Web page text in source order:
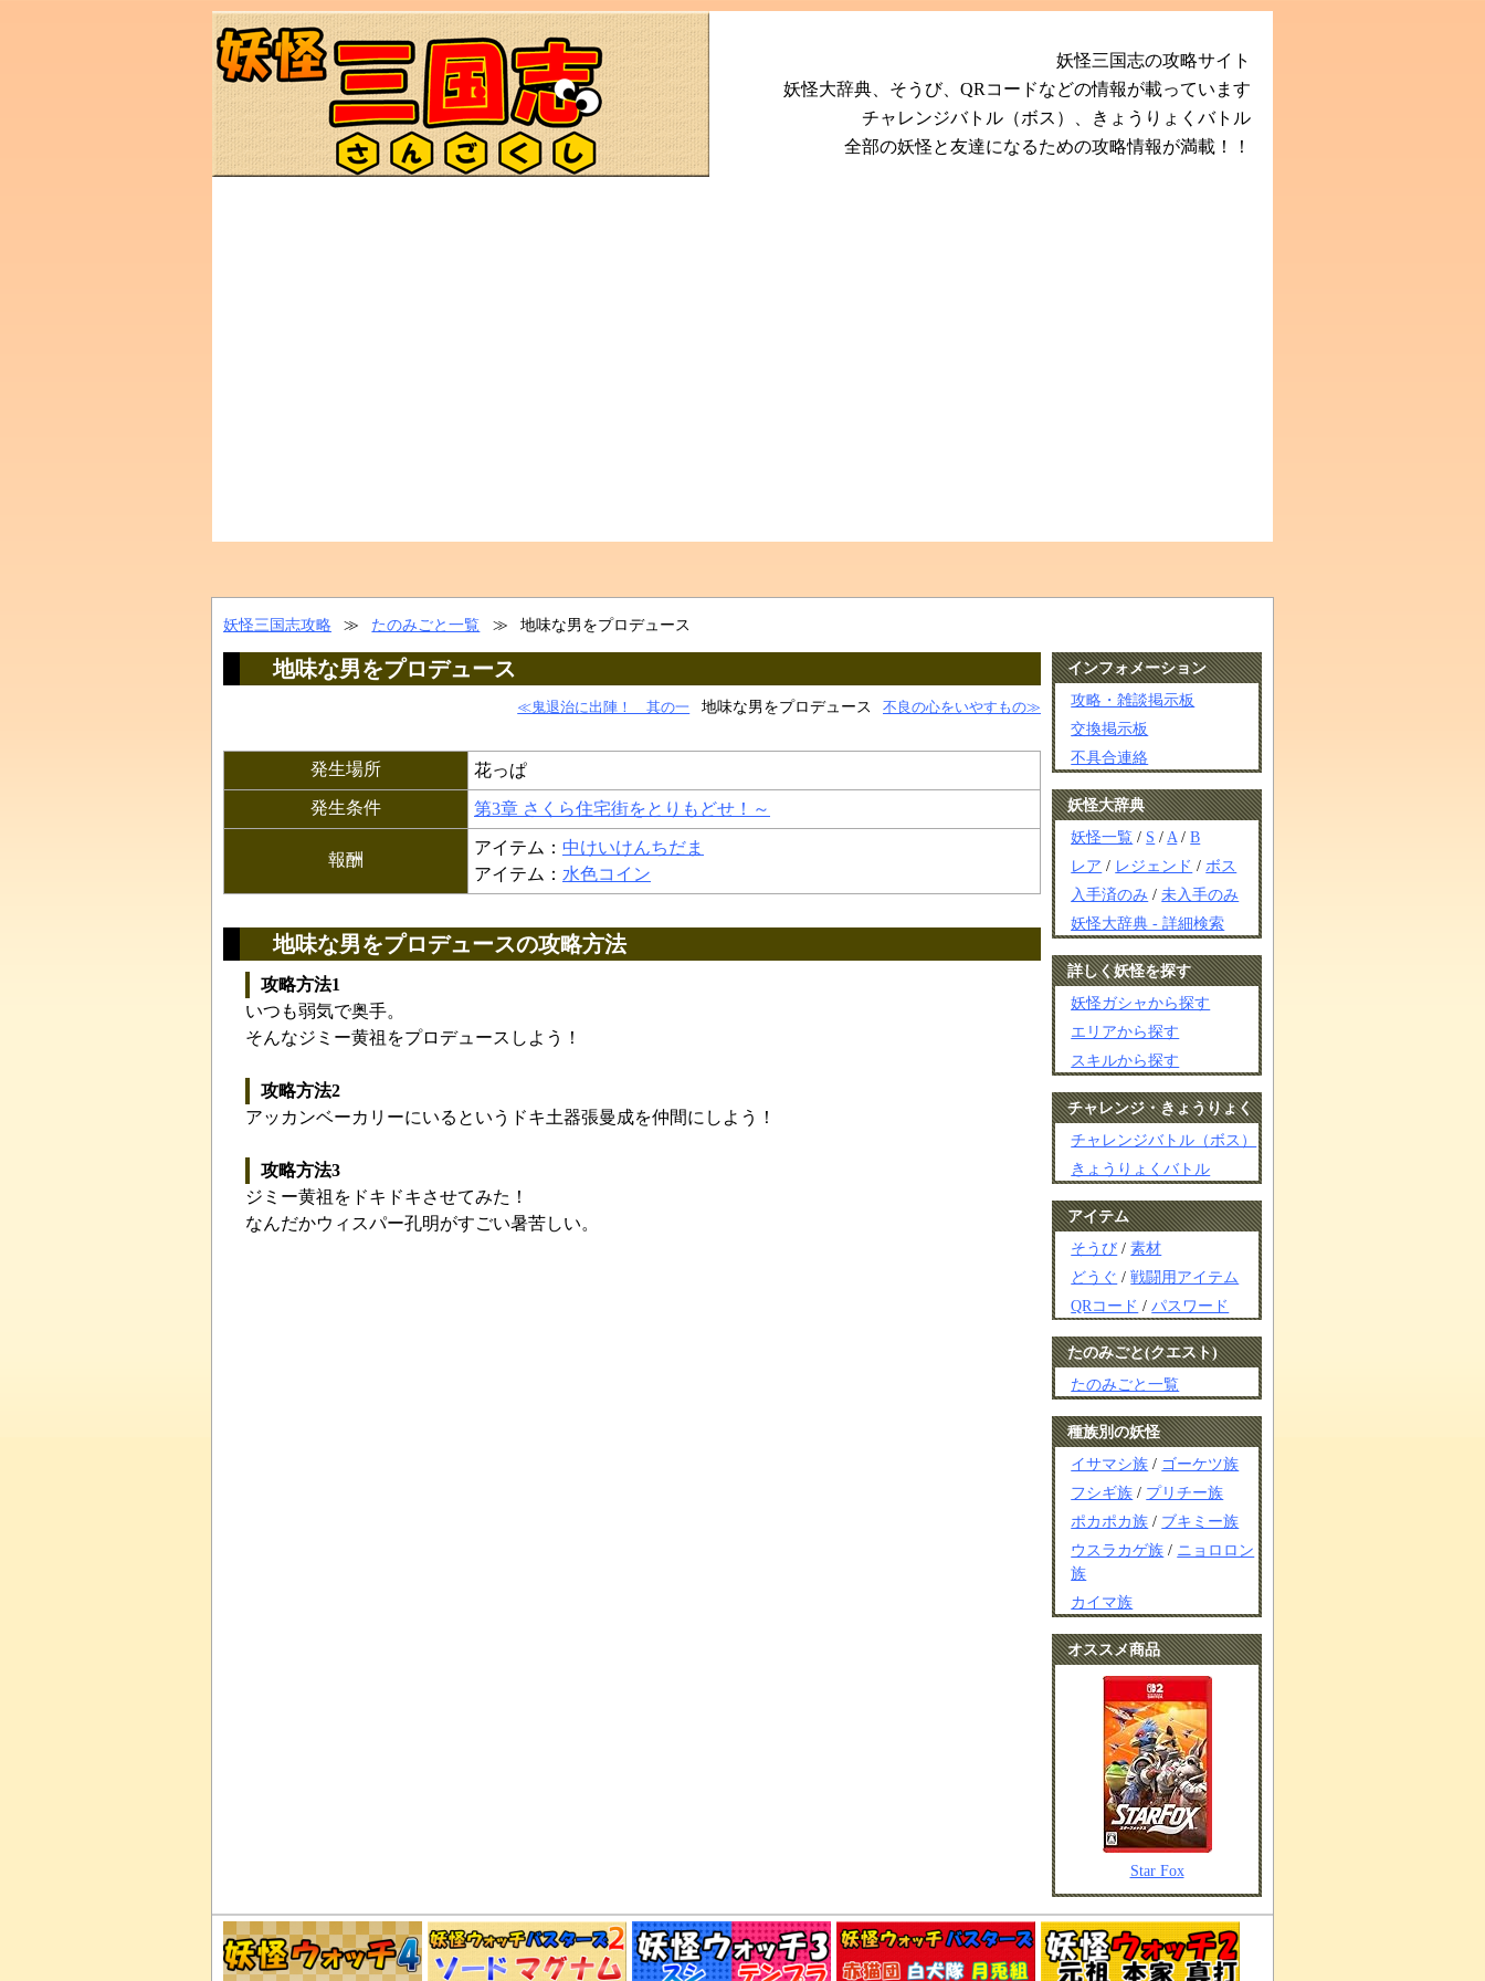
妖怪三国志の攻略サイト
妖怪大辞典、そうび、QRコードなどの情報が載っています
チャレンジバトル（ボス）、きょうりょくバトル
全部の妖怪と友達になるための攻略情報が満載！！
妖怪三国志攻略 ≫ たのみごと一覧 ≫ 地味な男をプロデュース
地味な男をプロデュース
≪鬼退治に出陣！ 其の一 地味な男をプロデュース 不良の心をいやすもの≫
発生場所
花っぱ
発生条件
第3章 さくら住宅街をとりもどせ！～
報酬
アイテム： 中けいけんちだま
アイテム： 水色コイン
地味な男をプロデュースの攻略方法
攻略方法1
いつも弱気で奥手。
そんなジミー黄祖をプロデュースしよう！
攻略方法2
アッカンベーカリーにいるというドキ土器張曼成を仲間にしよう！
攻略方法3
ジミー黄祖をドキドキさせてみた！
なんだかウィスパー孔明がすごい暑苦しい。
インフォメーション
攻略・雑談掲示板
交換掲示板
不具合連絡
妖怪大辞典
妖怪一覧 / S / A /B
レア / レジェンド / ボス
入手済のみ /未入手のみ
妖怪大辞典 - 詳細検索
詳しく妖怪を探す
妖怪ガシャから探す
エリアから探す
スキルから探す
チャレンジ・きょうりょく
チャレンジバトル（ボス）
きょうりょくバトル
アイテム
そうび /素材
どうぐ /戦闘用アイテム
QRコード /パスワード
たのみごと(クエスト)
たのみごと一覧
種族別の妖怪
イサマシ族 / ゴーケツ族
フシギ族 / プリチー族
ポカポカ族 / ブキミー族
ウスラカゲ族 / ニョロロン
族
カイマ族
オススメ商品
Star Fox